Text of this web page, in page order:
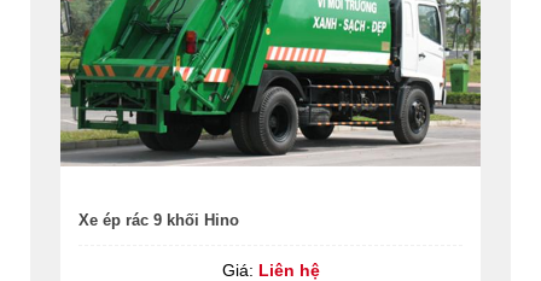
Xe ép rác 9 khối Hino
Giá: Liên hệ